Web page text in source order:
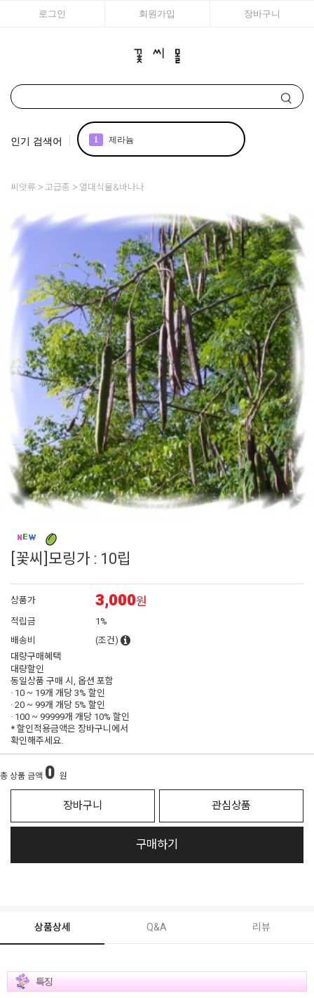
로그인 회원가입 장바구니
인기 검색어 1 제라늄
에키네시아
5 접시꽃
6 백합
7 조날
8 그라스
9 어린모종 국화
10 페츄니아
씨앗류 고급종 열대식물&바나나
[꽃씨]모링가 : 10립
상품가 3,000원
적립금
1%
배송비
(조건)
대량구매혜택
대량할인
동일상품 구매 시, 옵션 포함
· 10 ~ 19개 개당3% 할인
· 20 ~ 99개 개당 5% 할인
· 100 ~ 99999개 개당 10% 할인
* 할인적용금액은 장바구니에서
확인해주세요.
총 상품 금액 0 원
장바구니 관심상품
구매하기
상품상세 Q&A 리뷰